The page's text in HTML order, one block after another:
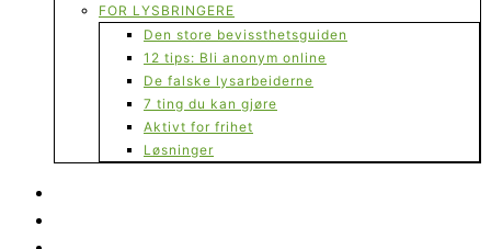
FOR LYSBRINGERE
Den store bevissthetsguiden
12 tips: Bli anonym online
De falske lysarbeiderne
7 ting du kan gjøre
Aktivt for frihet
Løsninger